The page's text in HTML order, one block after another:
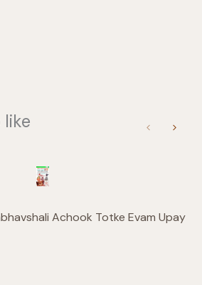
like
PreviousNext
Achook Totke Evam Upay
Submit Review